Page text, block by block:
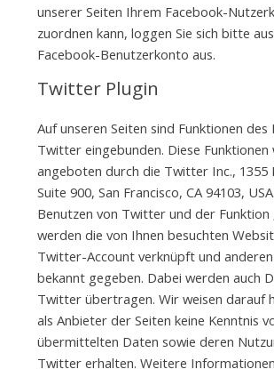
unserer Seiten Ihrem Facebook-
zuordnen kann, loggen Sie sich bitte
Facebook-Benutzerkonto aus.
Twitter Plugin
Auf unseren Seiten sind Funktionen des
Twitter eingebunden. Diese Funktionen
angeboten durch die Twitter Inc., 1355
Suite 900, San Francisco, CA 94103,
Benutzen von Twitter und der Funktion
werden die von Ihnen besuchten
Twitter-Account verknüpft und
bekannt gegeben. Dabei werden auch
Twitter übertragen. Wir weisen darauf
als Anbieter der Seiten keine Kenntnis
übermittelten Daten sowie deren
Twitter erhalten. Weitere